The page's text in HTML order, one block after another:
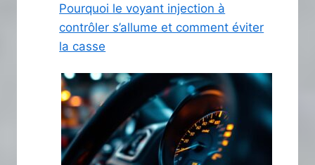
Pourquoi le voyant injection à
contrôler s’allume et comment éviter
la casse